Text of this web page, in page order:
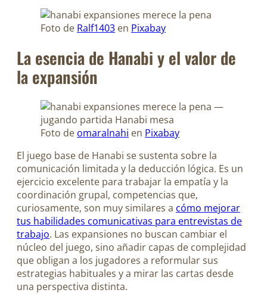
Foto de Ralf1403 en Pixabay
La esencia de Hanabi y el valor de
la expansión
Foto de omaralnahi en Pixabay
El juego base de Hanabi se sustenta sobre la
comunicación limitada y la deducción lógica. Es un
ejercicio excelente para trabajar la empatía y la
coordinación grupal, competencias que,
curiosamente, son muy similares a cómo mejorar
tus habilidades comunicativas para entrevistas de
trabajo. Las expansiones no buscan cambiar el
núcleo del juego, sino añadir capas de complejidad
que obligan a los jugadores a reformular sus
estrategias habituales y a mirar las cartas desde
una perspectiva distinta.